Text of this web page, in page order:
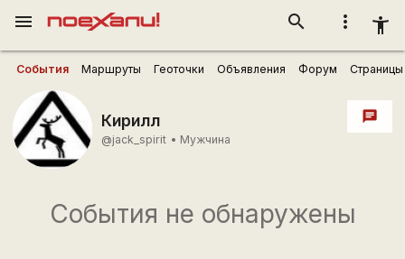
more_vert accessibility_new
search
menu
События Маршруты Геоточки Объявления Форум Страницы
Кирилл
@jack_spirit • Мужчина
chat
События не обнаружены